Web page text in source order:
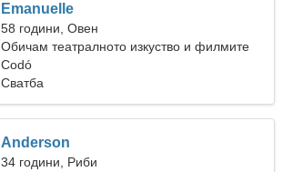
Emanuelle
58 години, Овен
Обичам театралното изкуство и филмите
Codó
Сватба
Anderson
34 години, Риби